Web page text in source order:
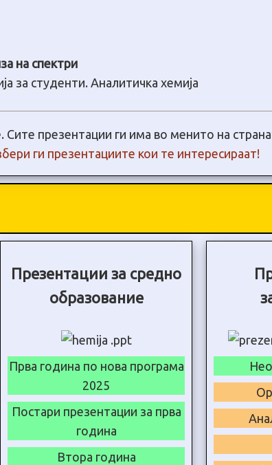
на спектри
за студенти. Аналитичка хемија
презентации ги има во менито на
ги презентациите кои те интересираат!
Презентации за средно
образование
Прва година по нова програма
2025
Постари презентации за прва
година
Втора година